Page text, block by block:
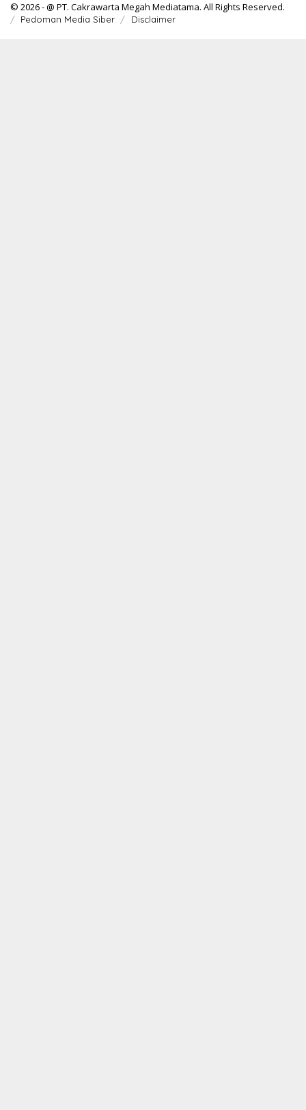
© 2026 - @ PT. Cakrawarta Megah Mediatama. All Rights Reserved.
Pedoman Media Siber Disclaimer